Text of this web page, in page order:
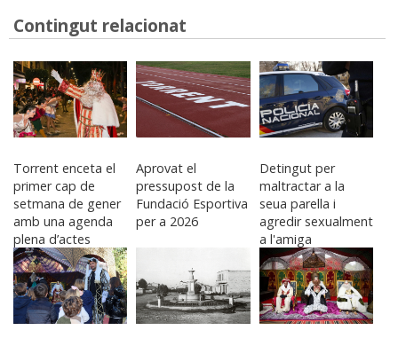
Contingut relacionat
Torrent enceta el
primer cap de
setmana de gener
amb una agenda
plena d’actes
nadalencs, cultura i
oci familiar
Aprovat el
pressupost de la
Fundació Esportiva
per a 2026
Detingut per
maltractar a la
seua parella i
agredir sexualment
a l'amiga
d'aquesta